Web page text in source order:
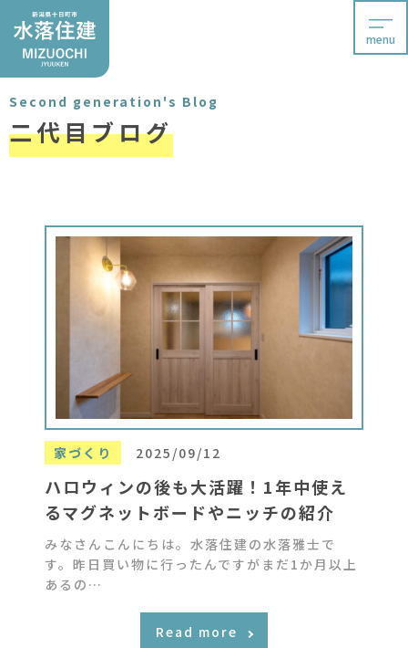
menu
Second generation's Blog
二代目ブログ
家づくり 2025/09/12
ハロウィンの後も大活躍！1年中使え
るマグネットボードやニッチの紹介
みなさんこんにちは。水落住建の水落雅士で
す。昨日買い物に行ったんですがまだ1か月以上
あるの…
Read more